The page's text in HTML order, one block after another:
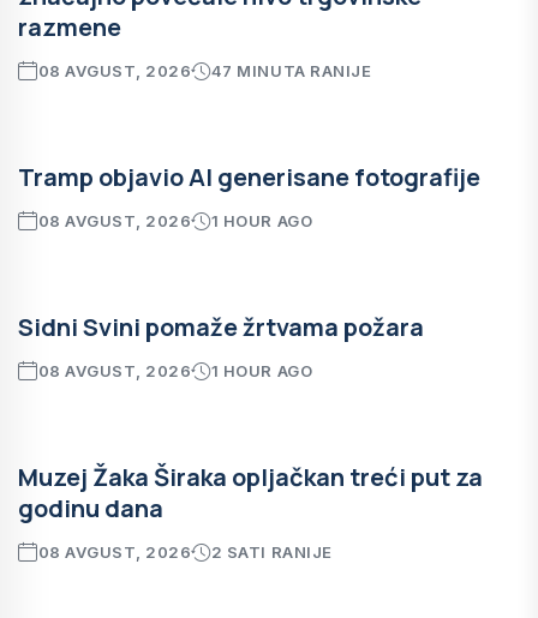
razmene
08 AVGUST, 2026 47 MINUTA RANIJE
Tramp objavio AI generisane fotografije
08 AVGUST, 2026 1 HOUR AGO
Sidni Svini pomaže žrtvama požara
08 AVGUST, 2026 1 HOUR AGO
Muzej Žaka Širaka opljačkan treći put za
godinu dana
08 AVGUST, 2026 2 SATI RANIJE